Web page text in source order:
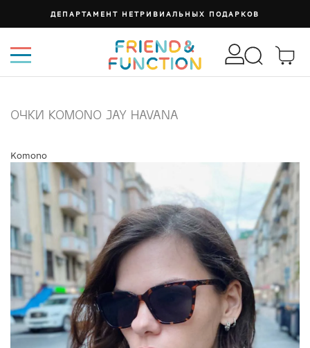
ДЕПАРТАМЕНТ НЕТРИВИАЛЬНЫХ ПОДАРКОВ
ОЧКИ KOMONO JAY HAVANA
Komono